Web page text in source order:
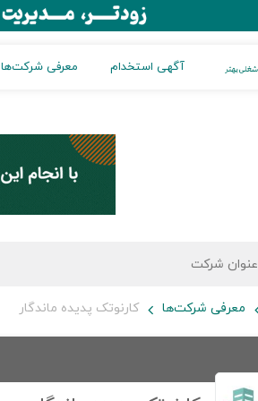
آگهی استخدام معرفی شرکت‌ها
معرفی شرکت‌ها کارنوتک پدیده ماندگار